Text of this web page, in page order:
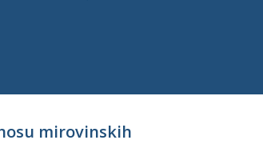
mirovinskih